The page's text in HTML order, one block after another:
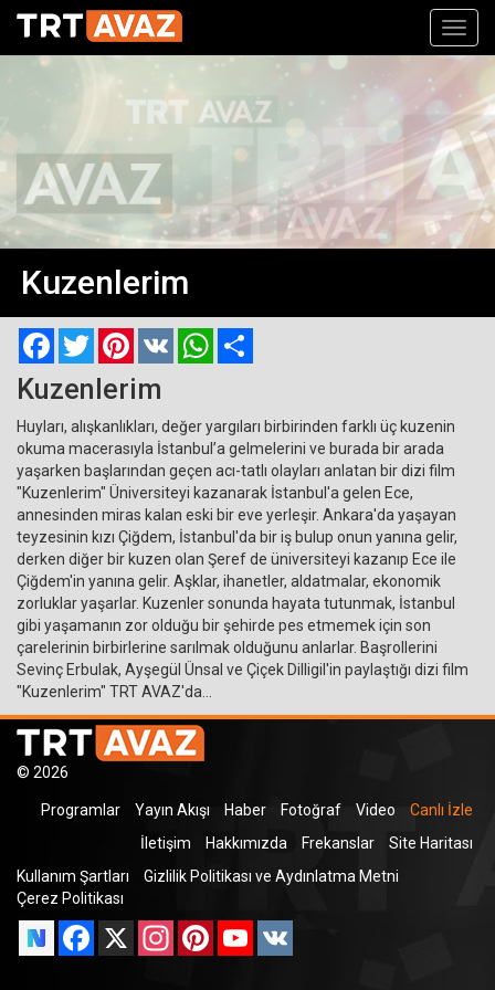
Kuzenlerim
FacebookTwitterPinterest
VK WhatsApp
Kuzenlerim
Huyları, alışkanlıkları, değer yargıları birbirinden farklı üç kuzenin
okuma macerasıyla İstanbul’a gelmelerini ve burada bir arada
yaşarken başlarından geçen acı-tatlı olayları anlatan bir dizi film
"Kuzenlerim" Üniversiteyi kazanarak İstanbul'a gelen Ece,
annesinden miras kalan eski bir eve yerleşir. Ankara'da yaşayan
teyzesinin kızı Çiğdem, İstanbul'da bir iş bulup onun yanına gelir,
derken diğer bir kuzen olan Şeref de üniversiteyi kazanıp Ece ile
Çiğdem'in yanına gelir. Aşklar, ihanetler, aldatmalar, ekonomik
zorluklar yaşarlar. Kuzenler sonunda hayata tutunmak, İstanbul
gibi yaşamanın zor olduğu bir şehirde pes etmemek için son
çarelerinin birbirlerine sarılmak olduğunu anlarlar. Başrollerini
Sevinç Erbulak, Ayşegül Ünsal ve Çiçek Dilligil'in paylaştığı dizi film
"Kuzenlerim" TRT AVAZ'da...
© 2026
Programlar Yayın Akışı Haber Fotoğraf Video
Canlı İzle
İletişim
Hakkımızda Frekanslar
Site Haritası
Kullanım Şartları
Gizlilik Politikası ve Aydınlatma Metni
Çerez Politikası
Facebook
X InstagramPinterestYouTube